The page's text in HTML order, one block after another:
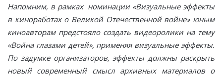
Напомним, в рамках номинации «Визуальные эффекты
в киноработах о Великой Отечественной войне» юным
киноавторам предстояло создать видеоролики на тему
«Война глазами детей», применяя визуальные эффекты.
По задумке организаторов, эффекты должны раскрыть
новый современный смысл архивных материалов о